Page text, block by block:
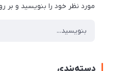
مورد نظر خود را بنویسید و بر